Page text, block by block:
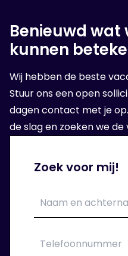
4. Op
jou hebben
bij de opdrachtgever.
5. Aan de slag!
kan je aan de slag bij
Zoek voor mij!
Benieuwd wat
kunnen
Wij hebben de beste
Stuur ons een open
dagen contact met je
de slag en zoeken we